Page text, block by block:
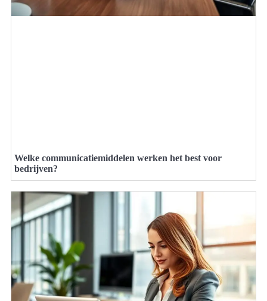
Welke communicatiemiddelen werken het best voor
bedrijven?